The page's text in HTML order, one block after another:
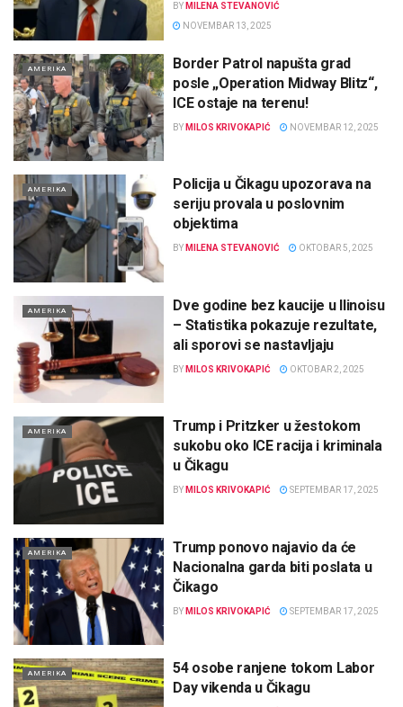
BY MILENA STEVANOVIĆ
NOVEMBAR 13, 2025
AMERIKA
Border Patrol napušta grad
posle „Operation Midway Blitz“,
ICE ostaje na terenu!
BY MILOS KRIVOKAPIĆ NOVEMBAR 12, 2025
AMERIKA
Policija u Čikagu upozorava na
seriju provala u poslovnim
objektima
BY MILENA STEVANOVIĆ OKTOBAR 5, 2025
AMERIKA
Dve godine bez kaucije u Ilinoisu
– Statistika pokazuje rezultate,
ali sporovi se nastavljaju
BY MILOS KRIVOKAPIĆ OKTOBAR 2, 2025
AMERIKA
Trump i Pritzker u žestokom
sukobu oko ICE racija i kriminala
u Čikagu
BY MILOS KRIVOKAPIĆ SEPTEMBAR 17, 2025
AMERIKA
Trump ponovo najavio da će
Nacionalna garda biti poslata u
Čikago
BY MILOS KRIVOKAPIĆ SEPTEMBAR 17, 2025
AMERIKA
54 osobe ranjene tokom Labor
Day vikenda u Čikagu